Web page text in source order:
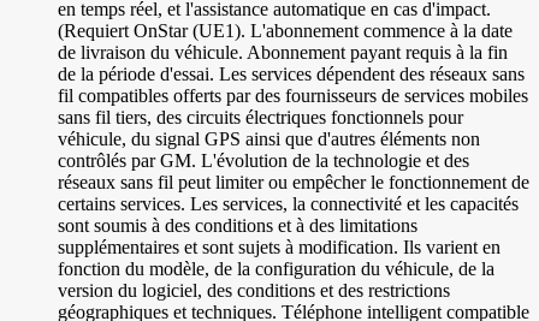
en temps réel, et l'assistance automatique en cas d'impact.
(Requiert OnStar (UE1). L'abonnement commence à la date
de livraison du véhicule. Abonnement payant requis à la fin
de la période d'essai. Les services dépendent des réseaux sans
fil compatibles offerts par des fournisseurs de services mobiles
sans fil tiers, des circuits électriques fonctionnels pour
véhicule, du signal GPS ainsi que d'autres éléments non
contrôlés par GM. L'évolution de la technologie et des
réseaux sans fil peut limiter ou empêcher le fonctionnement de
certains services. Les services, la connectivité et les capacités
sont soumis à des conditions et à des limitations
supplémentaires et sont sujets à modification. Ils varient en
fonction du modèle, de la configuration du véhicule, de la
version du logiciel, des conditions et des restrictions
géographiques et techniques. Téléphone intelligent compatible